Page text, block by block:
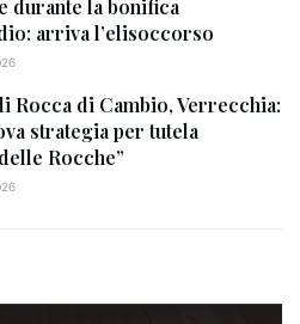
durante la bonifica
arriva l’elisoccorso
Rocca di Cambio, Verrecchia:
strategia per tutela
Rocche”